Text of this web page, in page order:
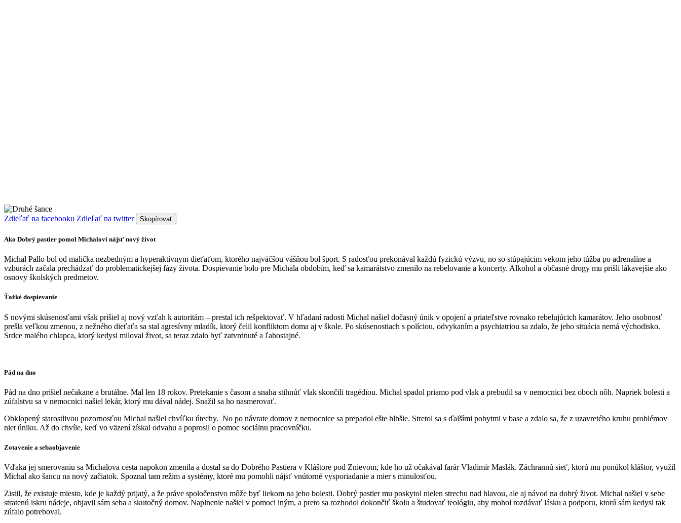
Zdieľať na facebooku Zdieľať na twitter Skopírovať
Ako Dobrý pastier pomol Michalovi nájsť nový život
Michal Pallo bol od malička nezbedným a hyperaktívnym dieťaťom, ktorého najväčšou vášňou bol šport. S radosťou prekonával každú fyzickú výzvu, no so stúpajúcim vekom jeho túžba po adrenalíne a
vzburách začala prechádzať do problematickejšej fázy života. Dospievanie bolo pre Michala obdobím, keď sa kamarátstvo zmenilo na rebelovanie a koncerty. Alkohol a občasné drogy mu prišli lákavejšie ako
osnovy školských predmetov.
Ťažké dospievanie
S novými skúsenosťami však prišiel aj nový vzťah k autoritám – prestal ich rešpektovať. V hľadaní radosti Michal našiel dočasný únik v opojení a priateľstve rovnako rebelujúcich kamarátov. Jeho osobnosť
prešla veľkou zmenou, z nežného dieťaťa sa stal agresívny mladík, ktorý čelil konfliktom doma aj v škole. Po skúsenostiach s políciou, odvykaním a psychiatriou sa zdalo, že jeho situácia nemá východisko.
Srdce malého chlapca, ktorý kedysi miloval život, sa teraz zdalo byť zatvrdnuté a ľahostajné.
Pád na dno
Pád na dno prišiel nečakane a brutálne. Mal len 18 rokov. Pretekanie s časom a snaha stihnúť vlak skončili tragédiou. Michal spadol priamo pod vlak a prebudil sa v nemocnici bez oboch nôh. Napriek bolesti a
zúfalstvu sa v nemocnici našiel lekár, ktorý mu dával nádej. Snažil sa ho nasmerovať.
Obklopený starostlivou pozornosťou Michal našiel chvíľku útechy. No po návrate domov z nemocnice sa prepadol ešte hlbšie. Stretol sa s ďalšími pobytmi v base a zdalo sa, že z uzavretého kruhu problémov
niet úniku. Až do chvíle, keď vo väzení získal odvahu a poprosil o pomoc sociálnu pracovníčku.
Zotavenie a sebaobjavenie
Vďaka jej smerovaniu sa Michalova cesta napokon zmenila a dostal sa do Dobrého Pastiera v Kláštore pod Znievom, kde ho už očakával farár Vladimír Maslák. Záchrannú sieť, ktorú mu ponúkol kláštor, využil
Michal ako šancu na nový začiatok. Spoznal tam režim a systémy, ktoré mu pomohli nájsť vnútorné vysporiadanie a mier s minulosťou.
Zistil, že existuje miesto, kde je každý prijatý, a že práve spoločenstvo môže byť liekom na jeho bolesti. Dobrý pastier mu poskytol nielen strechu nad hlavou, ale aj návod na dobrý život. Michal našiel v sebe
stratenú iskru nádeje, objavil sám seba a skutočný domov. Naplnenie našiel v pomoci iným, a preto sa rozhodol dokončiť školu a študovať teológiu, aby mohol rozdávať lásku a podporu, ktorú sám kedysi tak
zúfalo potreboval.